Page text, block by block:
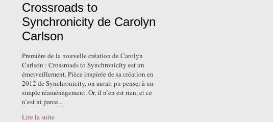
Crossroads to
Synchronicity de Carolyn
Carlson
Première de la nouvelle création de Carolyn
Carlson : Crossroads to Synchronicity est un
émerveillement. Pièce inspirée de sa création en
2012 de Synchronicity, on aurait pu penser à un
simple réaménagement. Or, il n’en est rien, et ce
n’est ni parce...
Lire la suite